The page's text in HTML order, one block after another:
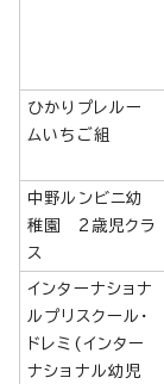
ひかりプレルー
ムいちご組
中野ルンビニ幼
稚園 2歳児クラ
ス
インターナショナ
ルプリスクール・
ドレミ(インター
ナショナル幼児